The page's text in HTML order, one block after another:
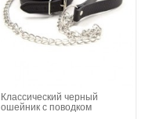
В корзину
Классический черный
ошейник с поводком